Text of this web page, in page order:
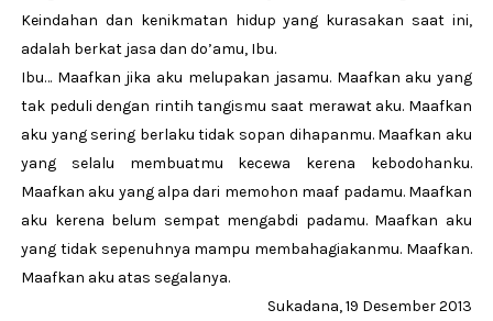
Keindahan dan kenikmatan hidup yang kurasakan saat ini,
adalah berkat jasa dan do’amu, Ibu.
Ibu… Maafkan jika aku melupakan jasamu. Maafkan aku yang
tak peduli dengan rintih tangismu saat merawat aku. Maafkan
aku yang sering berlaku tidak sopan dihapanmu. Maafkan aku
yang selalu membuatmu kecewa kerena kebodohanku.
Maafkan aku yang alpa dari memohon maaf padamu. Maafkan
aku kerena belum sempat mengabdi padamu. Maafkan aku
yang tidak sepenuhnya mampu membahagiakanmu. Maafkan.
Maafkan aku atas segalanya.
Sukadana, 19 Desember 2013